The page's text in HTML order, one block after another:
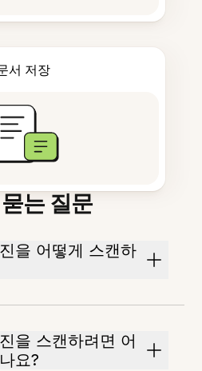
서 저장
는 질문
을 어떻게 스캔하
을 스캔하려면 어
요?